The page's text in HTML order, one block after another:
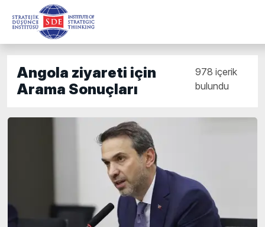
Angola ziyareti için
Arama Sonuçları
978 içerik
bulundu